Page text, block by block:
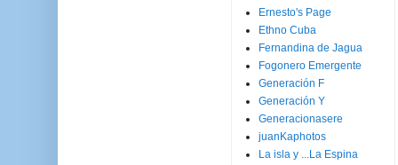
Ernesto's Page
Ethno Cuba
Fernandina de Jagua
Fogonero Emergente
Generación F
Generación Y
Generacionasere
juanKaphotos
La isla y ...La Espina